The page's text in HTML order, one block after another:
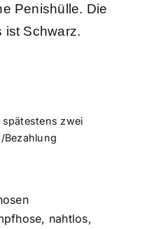
Penishülle. Die
ist Schwarz.
spätestens zwei
Bezahlung
, nahtlos,